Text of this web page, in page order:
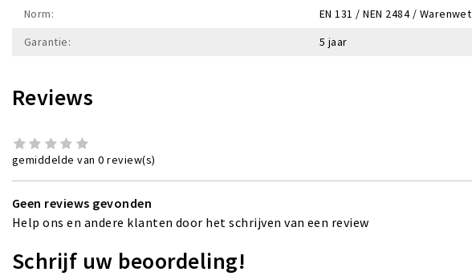
Norm:
EN 131 / NEN 2484 / Warenwet
Garantie:
5 jaar
Reviews
gemiddelde van 0 review(s)
Geen reviews gevonden
Help ons en andere klanten door het schrijven van een review
Schrijf uw beoordeling!